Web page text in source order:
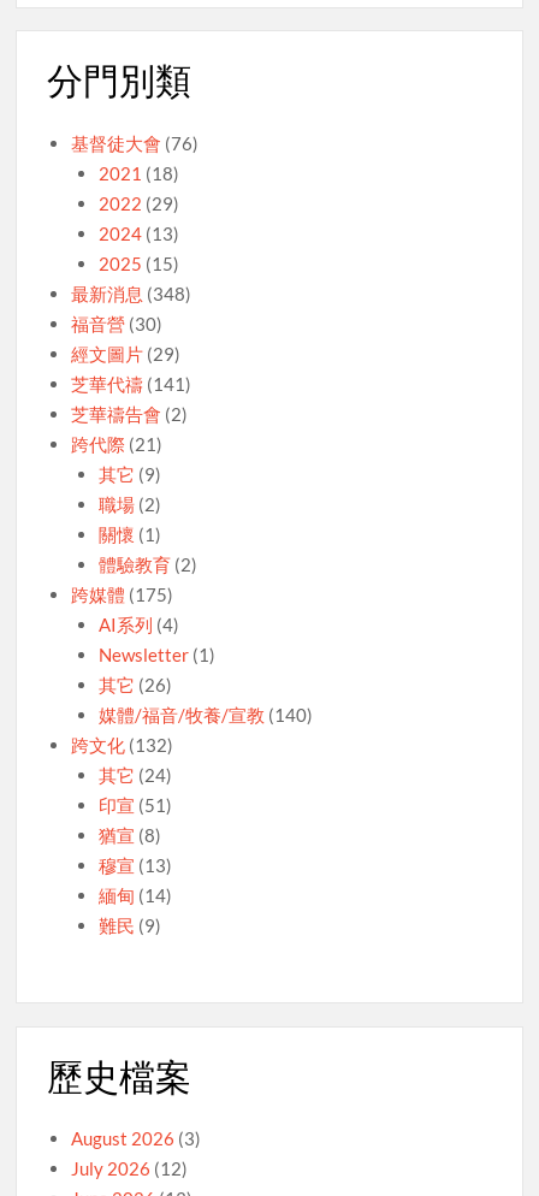
分門別類
基督徒大會 (76)
2021 (18)
2022 (29)
2024(13)
2025 (15)
最新消息 (348)
福音營 (30)
經文圖片 (29)
芝華代禱 (141)
芝華禱告會 (2)
跨代際 (21)
其它 (9)
職場(2)
關懷 (1)
體驗教育(2)
跨媒體 (175)
AI系列 (4)
Newsletter(1)
其它 (26)
媒體/福音/牧養/宣教 (140)
跨文化 (132)
其它 (24)
印宣 (51)
猶宣 (8)
穆宣 (13)
緬甸 (14)
難民 (9)
歷史檔案
August 2026 (3)
July 2026 (12)